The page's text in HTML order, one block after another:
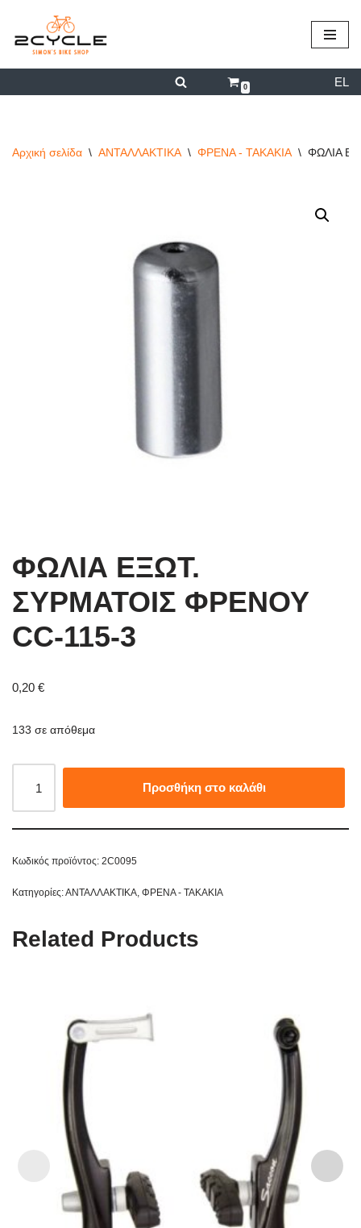
περιεχόμενο
Μεταπηδήστε
0 EL
Αρχική σελίδα \ ΑΝΤΑΛΛΑΚΤΙΚΑ \ ΦΡΕΝΑ - ΤΑΚΑΚΙΑ \ ΦΩΛΙΑ
ΦΩΛΙΑ ΕΞΩT.
ΣΥΡΜΑΤΟΙΣ ΦΡΕΝΟΥ
CC-115-3
0,20 €
133 σε απόθεμα
Προσθήκη στο καλάθι
Κωδικός προϊόντος: 2C0095
Κατηγορίες:ΑΝΤΑΛΛΑΚΤΙΚΑ, ΦΡΕΝΑ - ΤΑΚΑΚΙΑ
Related Products